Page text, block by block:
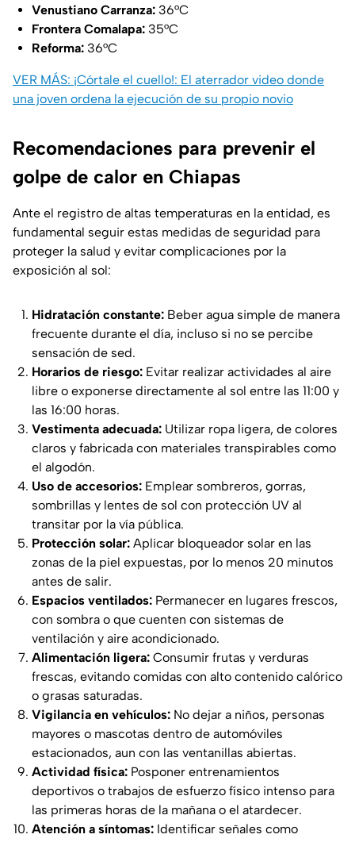
Venustiano Carranza: 36°C
Frontera Comalapa: 35°C
Reforma: 36°C
VER MÁS: ¡Córtale el cuello!: El aterrador video donde
una joven ordena la ejecución de su propio novio
Recomendaciones para prevenir el
golpe de calor en Chiapas
Ante el registro de altas temperaturas en la entidad, es
fundamental seguir estas medidas de seguridad para
proteger la salud y evitar complicaciones por la
exposición al sol:
Hidratación constante: Beber agua simple de manera
frecuente durante el día, incluso si no se percibe
sensación de sed.
Horarios de riesgo: Evitar realizar actividades al aire
libre o exponerse directamente al sol entre las 11:00 y
las 16:00 horas.
Vestimenta adecuada: Utilizar ropa ligera, de colores
claros y fabricada con materiales transpirables como
el algodón.
Uso de accesorios: Emplear sombreros, gorras,
sombrillas y lentes de sol con protección UV al
transitar por la vía pública.
Protección solar: Aplicar bloqueador solar en las
zonas de la piel expuestas, por lo menos 20 minutos
antes de salir.
Espacios ventilados: Permanecer en lugares frescos,
con sombra o que cuenten con sistemas de
ventilación y aire acondicionado.
Alimentación ligera: Consumir frutas y verduras
frescas, evitando comidas con alto contenido calórico
o grasas saturadas.
Vigilancia en vehículos: No dejar a niños, personas
mayores o mascotas dentro de automóviles
estacionados, aun con las ventanillas abiertas.
Actividad física: Posponer entrenamientos
deportivos o trabajos de esfuerzo físico intenso para
las primeras horas de la mañana o el atardecer.
Atención a síntomas: Identificar señales como